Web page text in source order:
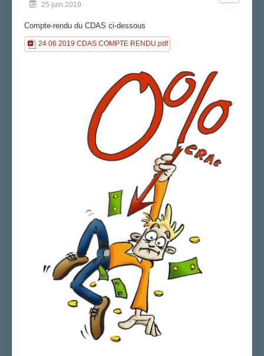
25 juin 2019
Compte-rendu du CDAS ci-dessous
24 06 2019 CDAS COMPTE RENDU.pdf